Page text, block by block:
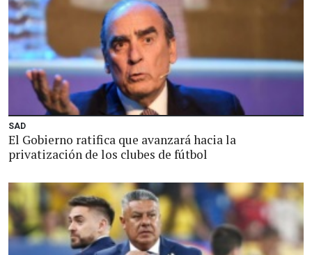
SAD
El Gobierno ratifica que avanzará hacia la
privatización de los clubes de fútbol